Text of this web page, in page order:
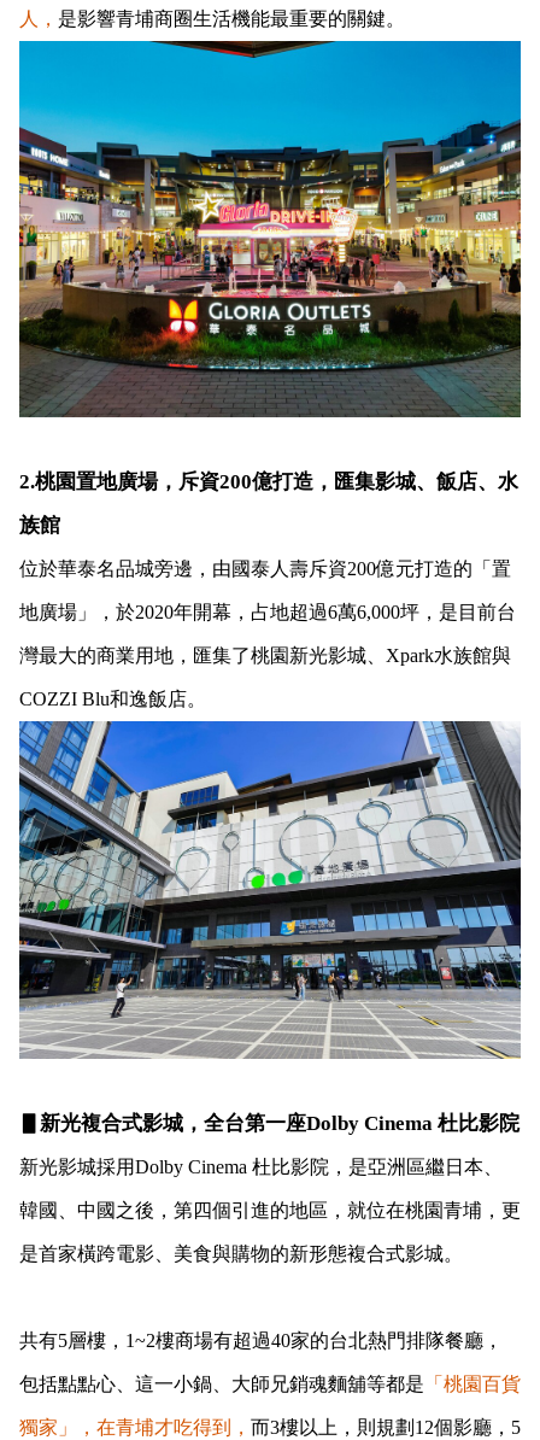
人， 是影響青埔商圈生活機能最重要的關鍵。
2.桃園置地廣場，斥資200億打造，匯集影城、飯店、水
族館
位於華泰名品城旁邊，由國泰人壽斥資200億元打造的「置
地廣場」，於2020年開幕，占地超過6萬6,000坪，是目前台
灣最大的商業用地，匯集了桃園新光影城、Xpark水族館與
COZZI Blu和逸飯店。
▋新光複合式影城，全台第一座Dolby Cinema 杜比影院
新光影城採用Dolby Cinema 杜比影院，是亞洲區繼日本、
韓國、中國之後，第四個引進的地區，就位在桃園青埔，更
是首家橫跨電影、美食與購物的新形態複合式影城。
共有5層樓，1~2樓商場有超過40家的台北熱門排隊餐廳，
包括點點心、這一小鍋、大師兄銷魂麵舖等都是 「桃園百貨
獨家」，在青埔才吃得到， 而3樓以上，則規劃12個影廳，5